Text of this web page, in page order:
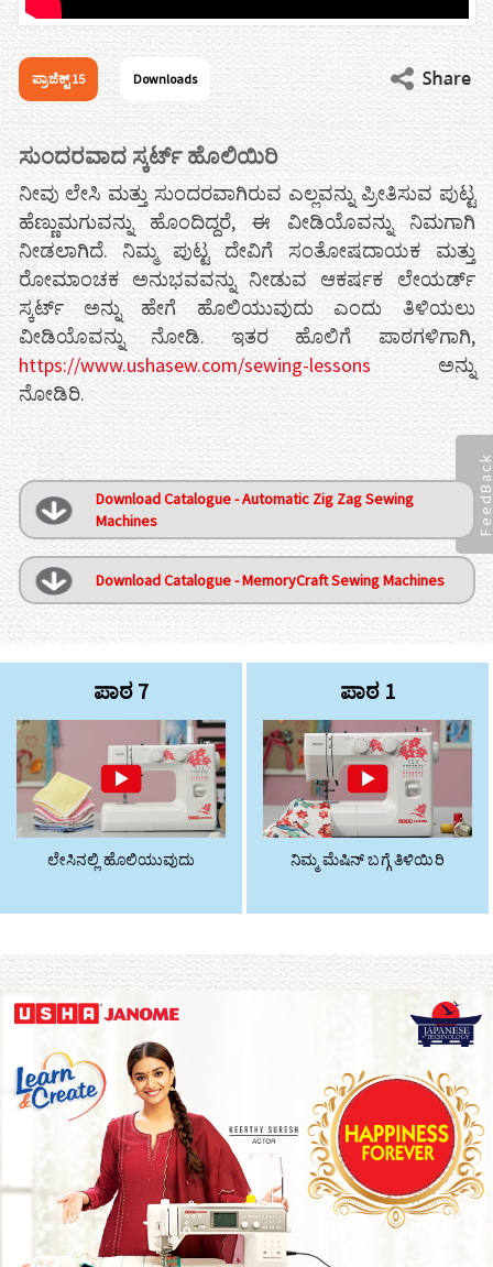
ಪ್ರಾಜೆಕ್ಟ್ 15 Downloads
ಸುಂದರವಾದ ಸ್ಕರ್ಟ್ ಹೊಲಿಯಿರಿ
ನೀವು ಲೇಸಿ ಮತ್ತು ಸುಂದರವಾಗಿರುವ ಎಲ್ಲವನ್ನು ಪ್ರೀತಿಸುವ ಪುಟ್ಟ
ಹೆಣ್ಣುಮಗುವನ್ನು ಹೊಂದಿದ್ದರೆ, ಈ ವೀಡಿಯೊವನ್ನು ನಿಮಗಾಗಿ
ನೀಡಲಾಗಿದೆ. ನಿಮ್ಮ ಪುಟ್ಟ ದೇವಿಗೆ ಸಂತೋಷದಾಯಕ ಮತ್ತು
ರೋಮಾಂಚಕ ಅನುಭವವನ್ನು ನೀಡುವ ಆಕರ್ಷಕ ಲೇಯರ್ಡ್
ಸ್ಕರ್ಟ್ ಅನ್ನು ಹೇಗೆ ಹೊಲಿಯುವುದು ಎಂದು ತಿಳಿಯಲು
ವೀಡಿಯೊವನ್ನು ನೋಡಿ. ಇತರ ಹೊಲಿಗೆ ಪಾಠಗಳಿಗಾಗಿ,
https://www.ushasew.com/sewing-lessons ಅನ್ನು
ನೋಡಿರಿ.
Download Catalogue - Automatic Zig Zag Sewing
Machines
Download Catalogue - MemoryCraft Sewing Machines
ಪಾಠ 7
ಲೇಸಿನಲ್ಲಿ ಹೊಲಿಯುವುದು
ಪಾಠ 1
ನಿಮ್ಮ ಮೆಷಿನ್ ಬಗ್ಗೆ ತಿಳಿಯಿರಿ